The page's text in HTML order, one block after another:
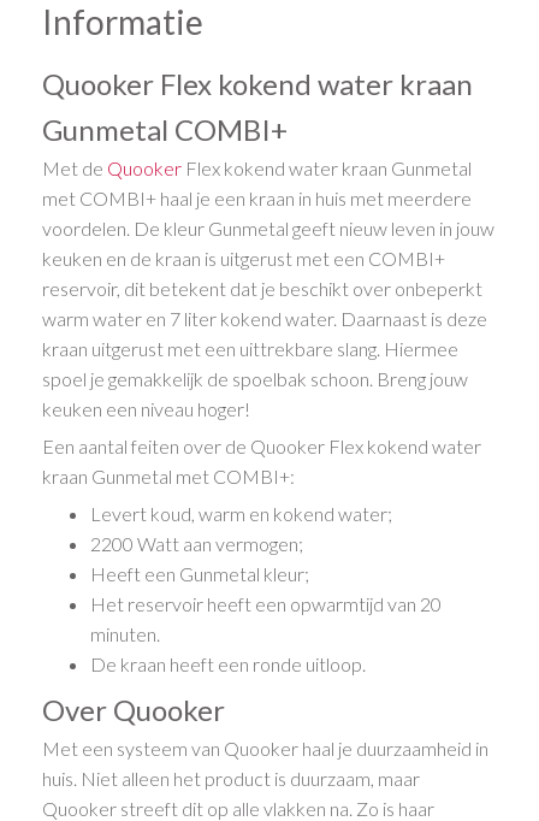
Informatie
Quooker Flex kokend water kraan
Gunmetal COMBI+
Met de Quooker Flex kokend water kraan Gunmetal
met COMBI+ haal je een kraan in huis met meerdere
voordelen. De kleur Gunmetal geeft nieuw leven in jouw
keuken en de kraan is uitgerust met een COMBI+
reservoir, dit betekent dat je beschikt over onbeperkt
warm water en 7 liter kokend water. Daarnaast is deze
kraan uitgerust met een uittrekbare slang. Hiermee
spoel je gemakkelijk de spoelbak schoon. Breng jouw
keuken een niveau hoger!
Een aantal feiten over de Quooker Flex kokend water
kraan Gunmetal met COMBI+:
Levert koud, warm en kokend water;
2200 Watt aan vermogen;
Heeft een Gunmetal kleur;
Het reservoir heeft een opwarmtijd van 20
minuten.
De kraan heeft een ronde uitloop.
Over Quooker
Met een systeem van Quooker haal je duurzaamheid in
huis. Niet alleen het product is duurzaam, maar
Quooker streeft dit op alle vlakken na. Zo is haar